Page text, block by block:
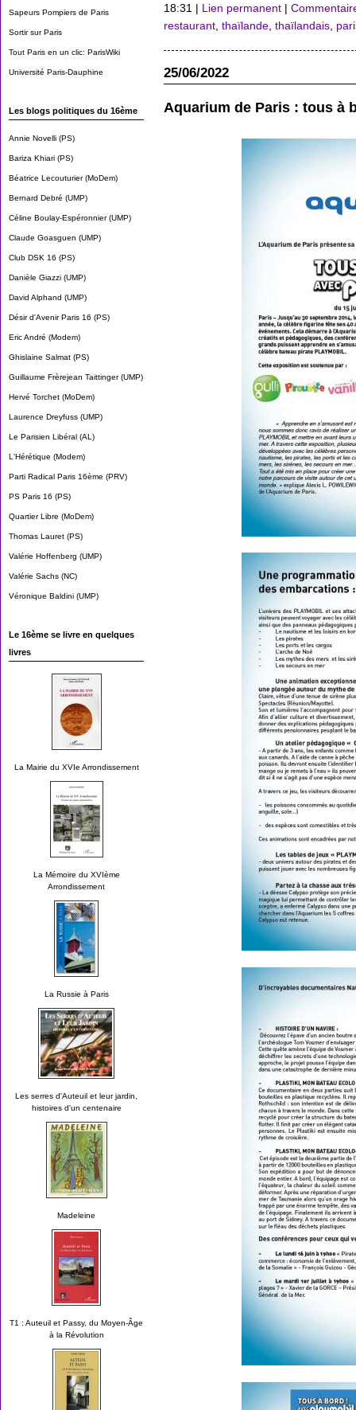
Sapeurs Pompiers de Paris
Sortir sur Paris
Tout Paris en un clic: ParisWiki
Université Paris-Dauphine
Les blogs politiques du 16ème
Annie Novelli (PS)
Bariza Khiari (PS)
Béatrice Lecouturier (MoDem)
Bernard Debré (UMP)
Céline Boulay-Espéronnier (UMP)
Claude Goasguen (UMP)
Club DSK 16 (PS)
Danièle Giazzi (UMP)
David Alphand (UMP)
Désir d'Avenir Paris 16 (PS)
Eric André (Modem)
Ghislaine Salmat (PS)
Guillaume Frèrejean Taittinger (UMP)
Hervé Torchet (MoDem)
Laurence Dreyfuss (UMP)
Le Parisien Libéral (AL)
L'Hérétique (Modem)
Parti Radical Paris 16ème (PRV)
PS Paris 16 (PS)
Quartier Libre (MoDem)
Thomas Lauret (PS)
Valérie Hoffenberg (UMP)
Valérie Sachs (NC)
Véronique Baldini (UMP)
Le 16ème se livre en quelques
livres
La Mairie du XVIe Arrondissement
La Mémoire du XVIème
Arrondissement
La Russie à Paris
Les serres d'Auteuil et leur jardin,
histoires d'un centenaire
Madeleine
T1 : Auteuil et Passy, du Moyen-Âge
à la Révolution
18:31 | Lien permanent |
restaurant thaïlande thaïlandais
25/06/2022
Aquarium de Paris : tous à